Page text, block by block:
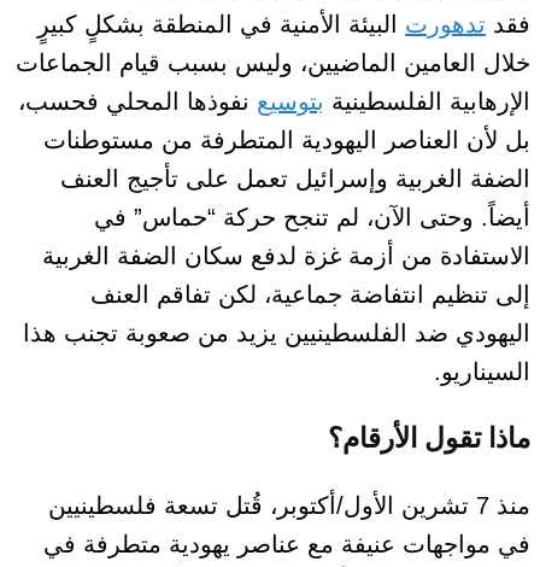
فقد تدهورت البيئة الأمنية في المنطقة بشكلٍ كبيرٍ
خلال العامين الماضيين، وليس بسبب قيام الجماعات
الإرهابية الفلسطينية بتوسيع نفوذها المحلي فحسب،
بل لأن العناصر اليهودية المتطرفة من مستوطنات
الضفة الغربية وإسرائيل تعمل على تأجيج العنف
أيضاً. وحتى الآن، لم تنجح حركة “حماس” في
الاستفادة من أزمة غزة لدفع سكان الضفة الغربية
إلى تنظيم انتفاضة جماعية، لكن تفاقم العنف
اليهودي ضد الفلسطينيين يزيد من صعوبة تجنب هذا
السيناريو.
ماذا تقول الأرقام؟
منذ 7 تشرين الأول/أكتوبر، قُتل تسعة فلسطينيين
في مواجهات عنيفة مع عناصر يهودية متطرفة في